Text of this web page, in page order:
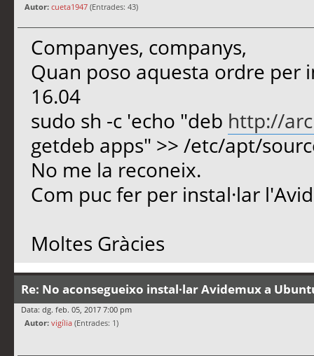
Autor: cueta1947 (Entrades: 43)
Companyes, companys,
Quan poso aquesta ordre per
16.04
sudo sh -c 'echo "deb http://
getdeb apps" >> /etc/apt/
No me la reconeix.
Com puc fer per instal·lar
Moltes Gràcies
Re: No aconsegueixo instal·lar Avidemux a
Data: dg. feb. 05, 2017 7:00 pm
Autor: vigília (Entrades: 1)